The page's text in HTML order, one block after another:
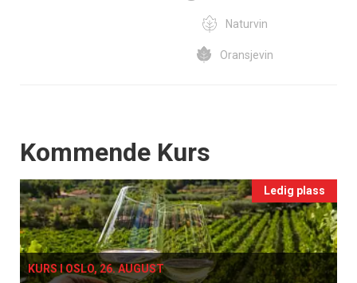
Naturvin
Oransjevin
Events
Kommende Kurs
Ledig plass
KURS I OSLO, 26. AUGUST